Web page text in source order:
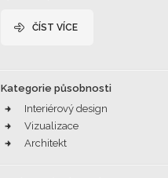
ČÍST VÍCE
Kategorie působnosti
Interiérový design
Vizualizace
Architekt